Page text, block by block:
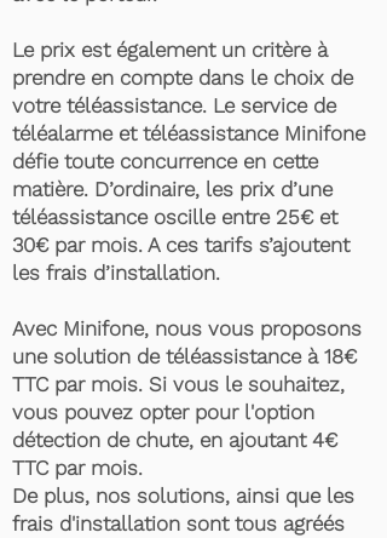
Le prix est également un critère à
prendre en compte dans le choix de
votre téléassistance. Le service de
téléalarme et téléassistance Minifone
défie toute concurrence en cette
matière. D’ordinaire, les prix d’une
téléassistance oscille entre 25€ et
30€ par mois. A ces tarifs s’ajoutent
les frais d’installation.
Avec Minifone, nous vous proposons
une solution de téléassistance à 18€
TTC par mois. Si vous le souhaitez,
vous pouvez opter pour l'option
détection de chute, en ajoutant 4€
TTC par mois.
De plus, nos solutions, ainsi que les
frais d'installation sont tous agréés